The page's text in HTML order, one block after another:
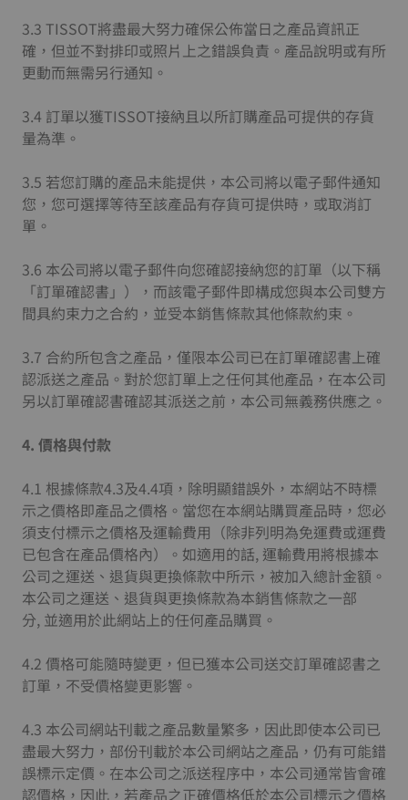
3.3 TISSOT將盡最大努力確保公佈當日之產品資訊正
確，但並不對排印或照片上之錯誤負責。產品說明或有所
更動而無需另行通知。
3.4 訂單以獲TISSOT接納且以所訂購產品可提供的存貨
量為準。
3.5 若您訂購的產品未能提供，本公司將以電子郵件通知
您，您可選擇等待至該產品有存貨可提供時，或取消訂
單。
3.6 本公司將以電子郵件向您確認接納您的訂單（以下稱
「訂單確認書」），而該電子郵件即構成您與本公司雙方
間具約束力之合約，並受本銷售條款其他條款約束。
3.7 合約所包含之產品，僅限本公司已在訂單確認書上確
認派送之產品。對於您訂單上之任何其他產品，在本公司
另以訂單確認書確認其派送之前，本公司無義務供應之。
4. 價格與付款
4.1 根據條款4.3及4.4項，除明顯錯誤外，本網站不時標
示之價格即產品之價格。當您在本網站購買產品時，您必
須支付標示之價格及運輸費用（除非列明為免運費或運費
已包含在產品價格內）。如適用的話, 運輸費用將根據本
公司之運送、退貨與更換條款中所示，被加入總計金額。
本公司之運送、退貨與更換條款為本銷售條款之一部
分, 並適用於此網站上的任何產品購買。
4.2 價格可能隨時變更，但已獲本公司送交訂單確認書之
訂單，不受價格變更影響。
4.3 本公司網站刊載之產品數量繁多，因此即使本公司已
盡最大努力，部份刊載於本公司網站之產品，仍有可能錯
誤標示定價。在本公司之派送程序中，本公司通常皆會確
認價格，因此，若產品之正確價格低於本公司標示之價格